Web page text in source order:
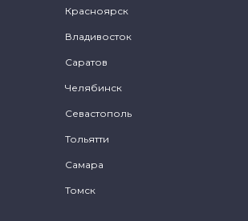
Красноярск
Владивосток
Саратов
Челябинск
Севастополь
Тольятти
Самара
Томск